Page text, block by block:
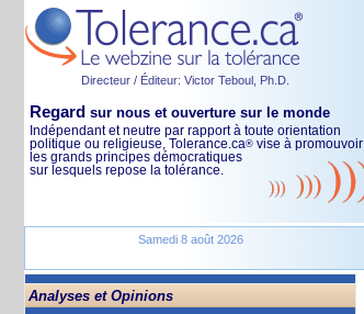
Directeur / Éditeur: Victor Teboul, Ph.D.
Regard sur nous et ouverture sur le monde
Indépendant et neutre par rapport à toute orientation
politique ou religieuse, Tolerance.ca® vise à promouvoir
les grands principes démocratiques
sur lesquels repose la tolérance.
Samedi 8 août 2026
Analyses et Opinions